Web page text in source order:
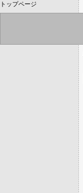
トップページ